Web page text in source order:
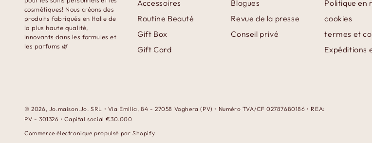
cosmétiques! Nous créons des
produits fabriqués en Italie de
la plus haute qualité,
innovants dans les formules et
les parfums 🌿
Accessoires
Routine Beauté
Gift Box
Gift Card
Blogues
Revue de la presse
Conseil privé
Politique en
cookies
termes et
Expéditions
© 2026, Jo.maison.Jo. SRL • Via Emilia, 84 - 27058 Voghera (PV) • Numéro TVA/CF 02787680186 • REA:
PV - 301326 • Capital social €30.000
Commerce électronique propulsé par Shopify